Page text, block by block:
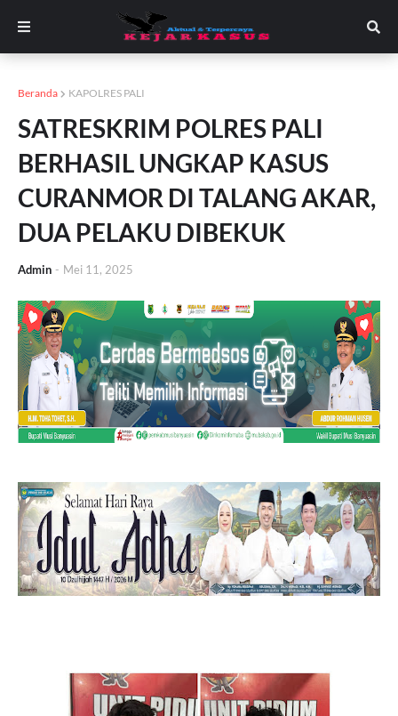
Beranda KAPOLRES PALI
SATRESKRIM POLRES PALI
BERHASIL UNGKAP KASUS
CURANMOR DI TALANG AKAR,
DUA PELAKU DIBEKUK
Admin - Mei 11, 2025